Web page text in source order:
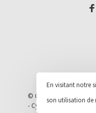
© Copyright 2026 Cycle
- Cycle Robert
En visitant notre
son utilisation de